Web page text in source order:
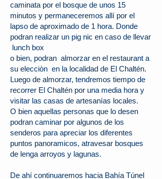
caminata por el bosque de unos 15
minutos y permaneceremos allí por el
lapso de aproximado de 1 hora. Donde
podran realizar un pig nic en caso de llevar
lunch box
o bien, podran almorzar en el restaurant a
su elecciòn en la localidad de El Chaltén.
Luego de almorzar, tendremos tiempo de
recorrer El Chaltén por una media hora y
visitar las casas de artesanías locales.
O bien aquellas personas que lo desen
podran caminar por algunos de los
senderos para apreciar los diferentes
puntos panoramicos, atravesar bosques
de lenga arroyos y lagunas.
De ahí continuaremos hacia Bahía Túnel